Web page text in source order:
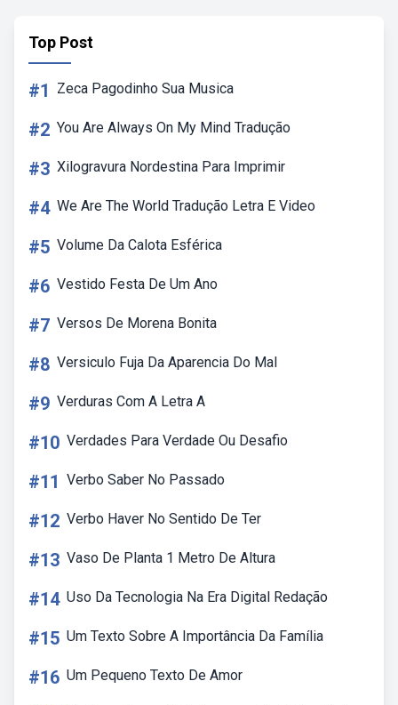
Top Post
#1 Zeca Pagodinho Sua Musica
#2 You Are Always On My Mind Tradução
#3 Xilogravura Nordestina Para Imprimir
#4 We Are The World Tradução Letra E Video
#5 Volume Da Calota Esférica
#6 Vestido Festa De Um Ano
#7 Versos De Morena Bonita
#8 Versiculo Fuja Da Aparencia Do Mal
#9 Verduras Com A Letra A
#10 Verdades Para Verdade Ou Desafio
#11 Verbo Saber No Passado
#12 Verbo Haver No Sentido De Ter
#13 Vaso De Planta 1 Metro De Altura
#14 Uso Da Tecnologia Na Era Digital Redação
#15 Um Texto Sobre A Importância Da Família
#16 Um Pequeno Texto De Amor